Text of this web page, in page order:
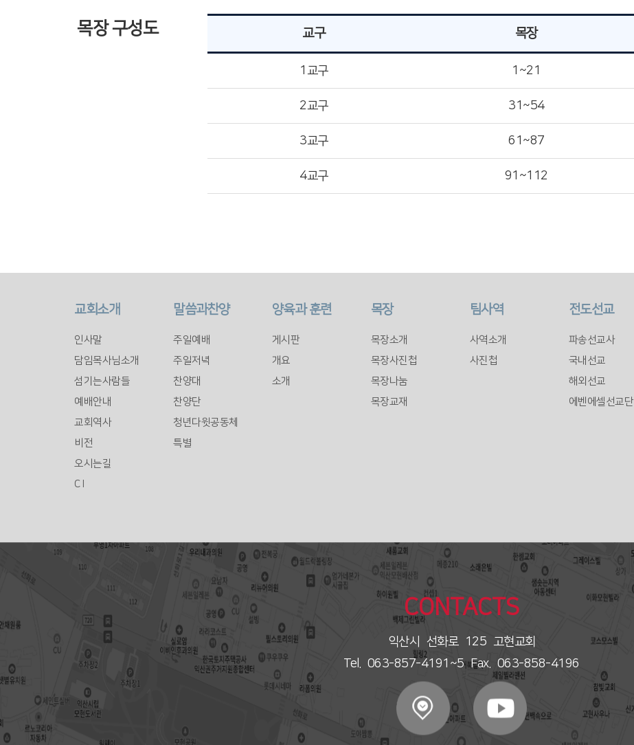
목장 구성도 교구 목장
1교구 1~21
2교구 31~54
3교구 61~87
4교구 91~112
교회소개
인사말
담임목사님소개
섬기는사람들
예배안내
교회역사
비전
오시는길
C I
말씀과찬양
주일예배
주일저녁
찬양대
찬양단
청년다윗공동체
특별
양육과 훈련
게시판
개요
소개
목장
목장소개
목장사진첩
목장나눔
목장교재
팀사역
사역소개
사진첩
전도선교
파송선교사
국내선교
해외선교
에벤에셀선교단
CONTACTS
익산시 선화로 125 고현교회
Tel. 063-857-4191~5 Fax. 063-858-4196